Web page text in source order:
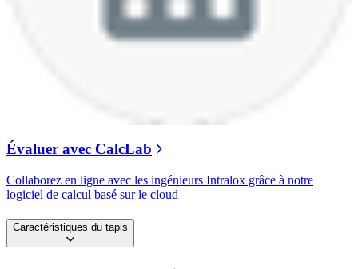
Évaluer avec CalcLab
Collaborez en ligne avec les ingénieurs Intralox grâce à notre
logiciel de calcul basé sur le cloud
Caractéristiques du tapis